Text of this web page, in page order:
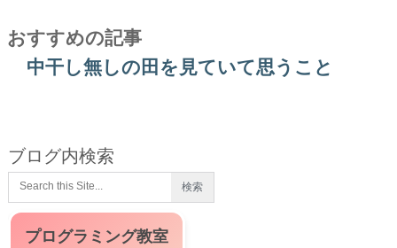
おすすめの記事
中干し無しの田を見ていて思うこと
ブログ内検索
プログラミング教室